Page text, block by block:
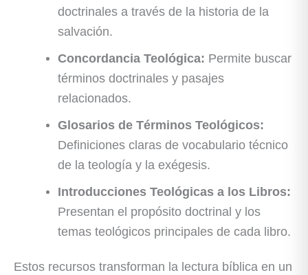
doctrinales a través de la historia de la
salvación.
Concordancia Teológica: Permite buscar
términos doctrinales y pasajes
relacionados.
Glosarios de Términos Teológicos:
Definiciones claras de vocabulario técnico
de la teología y la exégesis.
Introducciones Teológicas a los Libros:
Presentan el propósito doctrinal y los
temas teológicos principales de cada libro.
Estos recursos transforman la lectura bíblica en un